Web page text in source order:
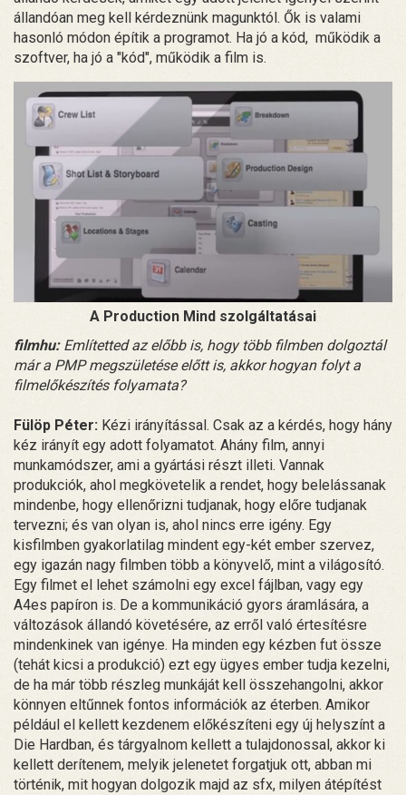
állandóan meg kell kérdeznünk magunktól. Ők is valami
hasonló módon építik a programot. Ha jó a kód, működik a
szoftver, ha jó a "kód", működik a film is.
A Production Mind szolgáltatásai
filmhu:Említetted az előbb is, hogy több filmben dolgoztál
már a PMP megszületése előtt is, akkor hogyan folyt a
filmelőkészítés folyamata?
Fülöp Péter: Kézi irányítással. Csak az a kérdés, hogy hány
kéz irányít egy adott folyamatot. Ahány film, annyi
munkamódszer, ami a gyártási részt illeti. Vannak
produkciók, ahol megkövetelik a rendet, hogy belelássanak
mindenbe, hogy ellenőrizni tudjanak, hogy előre tudjanak
tervezni; és van olyan is, ahol nincs erre igény. Egy
kisfilmben gyakorlatilag mindent egy-két ember szervez,
egy igazán nagy filmben több a könyvelő, mint a világosító.
Egy filmet el lehet számolni egy excel fájlban, vagy egy
A4es papíron is. De a kommunikáció gyors áramlására, a
változások állandó követésére, az erről való értesítésre
mindenkinek van igénye. Ha minden egy kézben fut össze
(tehát kicsi a produkció) ezt egy ügyes ember tudja kezelni,
de ha már több részleg munkáját kell összehangolni, akkor
könnyen eltűnnek fontos információk az éterben. Amikor
például el kellett kezdenem előkészíteni egy új helyszínt a
Die Hardban, és tárgyalnom kellett a tulajdonossal, akkor ki
kellett derítenem, melyik jelenetet forgatjuk ott, abban mi
történik, mit hogyan dolgozik majd az sfx, milyen átépítést